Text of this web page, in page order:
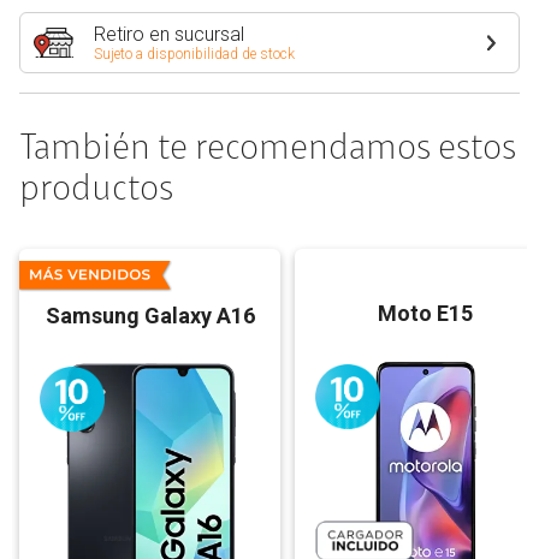
Retiro en sucursal
Sujeto a disponibilidad de stock
También te recomendamos estos
productos
Samsung Galaxy A16 Moto E15